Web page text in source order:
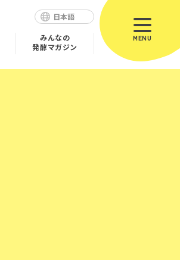
日本語
みんなの
発酵マガジン
MENU